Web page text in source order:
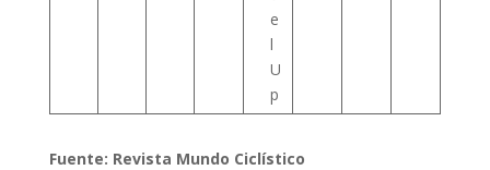
e
l
U
p
Fuente: Revista Mundo Ciclístico